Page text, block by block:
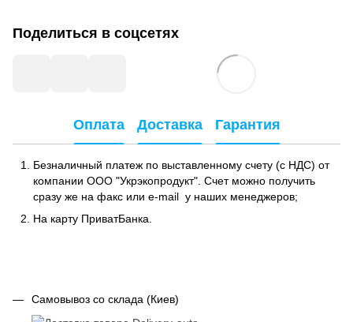
Поделиться в соцсетях
Оплата Доставка Гарантия
Безналичный платеж по выставленному счету (с НДС) от
компании ООО "Укрэкопродукт". Счет можно получить
сразу же на факс или e-mail у наших менеджеров;
На карту ПриватБанка.
Самовывоз со склада (Киев)